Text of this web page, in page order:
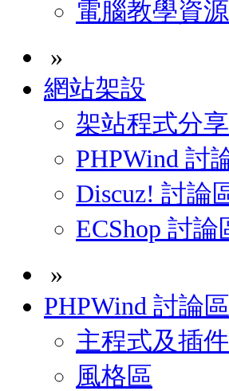
電腦教學資源
»
網站架設
架站程式分享
PHPWind 討
Discuz! 討論
ECShop 討論
»
PHPWind 討論區
主程式及插
風格區